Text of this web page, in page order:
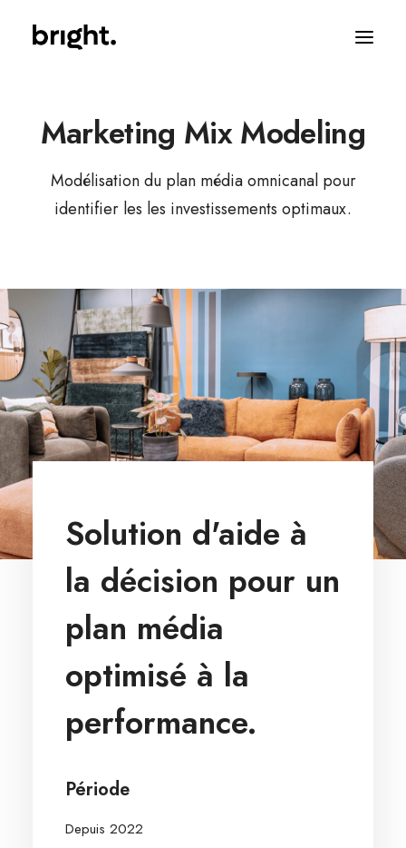
Marketing Mix Modeling
Modélisation du plan média omnicanal pour
identifier les les investissements optimaux.
Solution d'aide à
la décision pour un
plan média
optimisé à la
performance.
Période
Depuis 2022